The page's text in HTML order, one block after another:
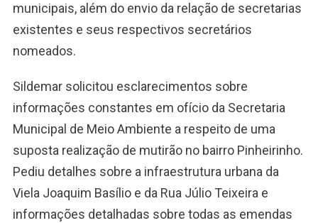
municipais, além do envio da relação de secretarias
existentes e seus respectivos secretários
nomeados.
Sildemar solicitou esclarecimentos sobre
informações constantes em ofício da Secretaria
Municipal de Meio Ambiente a respeito de uma
suposta realização de mutirão no bairro Pinheirinho.
Pediu detalhes sobre a infraestrutura urbana da
Viela Joaquim Basílio e da Rua Júlio Teixeira e
informações detalhadas sobre todas as emendas